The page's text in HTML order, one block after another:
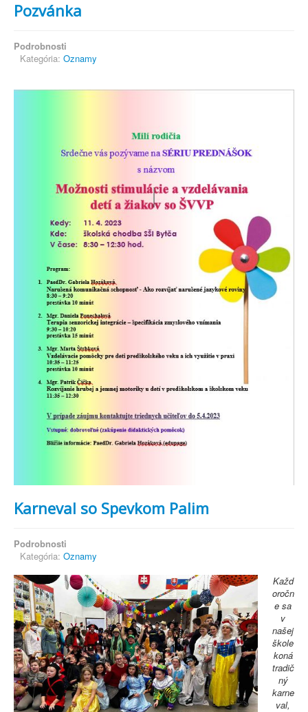
Pozvánka
Podrobnosti
Kategória: Oznamy
Karneval so Spevkom Palim
Podrobnosti
Kategória: Oznamy
Každ
oročn
e sa
v
našej
škole
koná
tradič
ný
karne
val,